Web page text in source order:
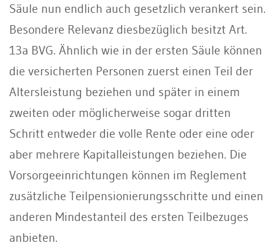
Säule nun endlich auch gesetzlich verankert sein.
Besondere Relevanz diesbezüglich besitzt Art.
13a BVG. Ähnlich wie in der ersten Säule können
die versicherten Personen zuerst einen Teil der
Altersleistung beziehen und später in einem
zweiten oder möglicherweise sogar dritten
Schritt entweder die volle Rente oder eine oder
aber mehrere Kapitalleistungen beziehen. Die
Vorsorgeeinrichtungen können im Reglement
zusätzliche Teilpensionierungsschritte und einen
anderen Mindestanteil des ersten Teilbezuges
anbieten.